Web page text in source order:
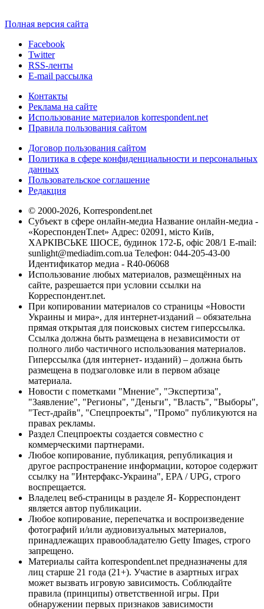
Полная версия сайта
Facebook
Twitter
RSS-ленты
E-mail рассылка
Контакты
Реклама на сайте
Использование материалов korrespondent.net
Правила пользования сайтом
Договор пользования сайтом
Политика в сфере конфиденциальности и персональных
данных
Пользовательское соглашение
Редакция
© 2000-2026, Korrespondent.net
Субъект в сфере онлайн-медиа Название онлайн-медиа -
«КореспонденТ.net» Адрес: 02091, місто Київ,
ХАРКІВСЬКЕ ШОСЕ, будинок 172-Б, офіс 208/1 E-mail:
sunlight@mediadim.com.ua Телефон: 044-205-43-00
Идентификатор медиа - R40-06068
Использование любых материалов, размещённых на
сайте, разрешается при условии ссылки на
Корреспондент.net.
При копировании материалов со страницы «Новости
Украины и мира», для интернет-изданий – обязательна
прямая открытая для поисковых систем гиперссылка.
Ссылка должна быть размещена в независимости от
полного либо частичного использования материалов.
Гиперссылка (для интернет- изданий) – должна быть
размещена в подзаголовке или в первом абзаце
материала.
Новости с пометками "Мнение", "Экспертиза",
"Заявление", "Регионы", "Деньги", "Власть", "Выборы",
"Тест-драйв", "Спецпроекты", "Промо" публикуются на
правах рекламы.
Раздел Спецпроекты создается совместно с
коммерческими партнерами.
Любое копирование, публикация, републикация и
другое распространение информации, которое содержит
ссылку на "Интерфакс-Украина", EPA / UPG, строго
воспрещается.
Владелец веб-страницы в разделе Я- Корреспондент
является автор публикации.
Любое копирование, перепечатка и воспроизведение
фотографий и/или аудиовизуальных материалов,
принадлежащих правообладателю Getty Images, строго
запрещено.
Материалы сайта korrespondent.net предназначены для
лиц старше 21 года (21+). Участие в азартных играх
может вызвать игровую зависимость. Соблюдайте
правила (принципы) ответственной игры. При
обнаружении первых признаков зависимости